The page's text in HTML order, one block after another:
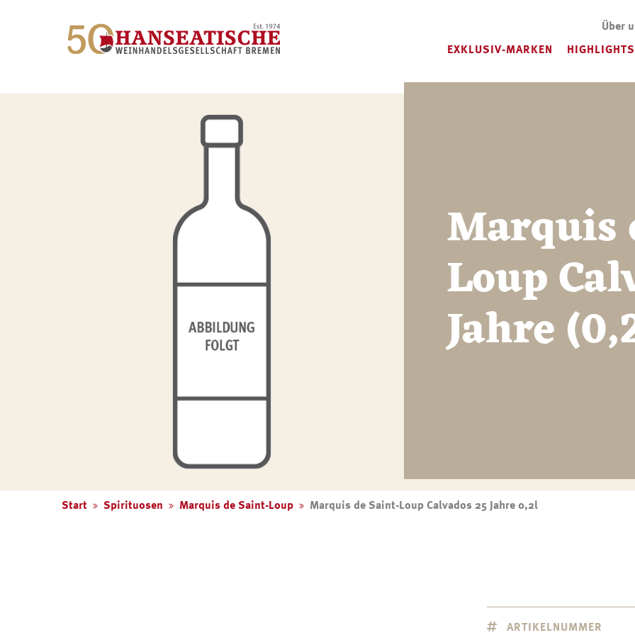
Über
EXKLUSIV-MARKEN HIGHLIGHTS
Marquis
Loup
Jahre
Start Spirituosen Marquis de Saint-Loup Marquis de Saint-Loup Calvados 25 Jahre 0,2l
ARTIKELNUMMER